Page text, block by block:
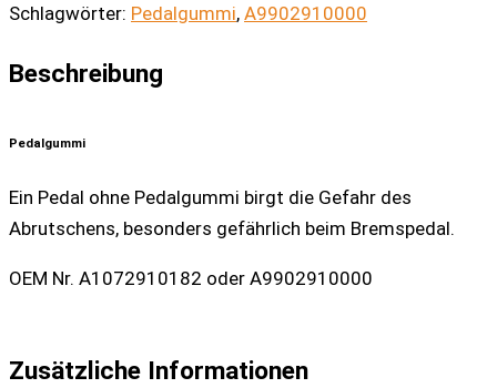
Schlagwörter: Pedalgummi, A9902910000
Beschreibung
Pedalgummi
Ein Pedal ohne Pedalgummi birgt die Gefahr des
Abrutschens, besonders gefährlich beim Bremspedal.
OEM Nr. A1072910182 oder A9902910000
Zusätzliche Informationen